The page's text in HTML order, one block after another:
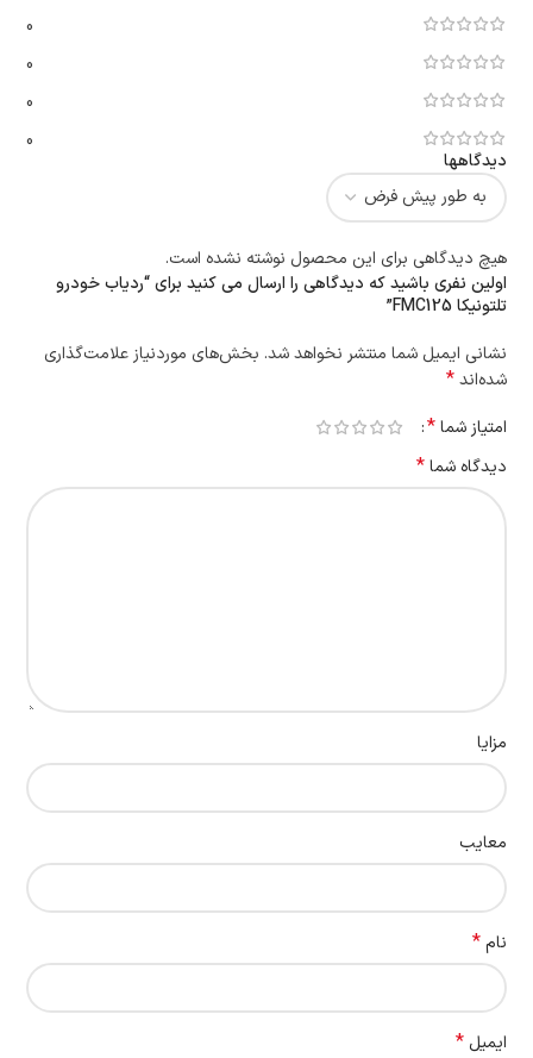
0
0
0
0
دیدگاهها
هیچ دیدگاهی برای این محصول نوشته نشده است.
اولین نفری باشید که دیدگاهی را ارسال می کنید برای “ردیاب خودرو
تلتونیکا FMC125”
نشانی ایمیل شما منتشر نخواهد شد. بخش‌های موردنیاز علامت‌گذاری
شده‌اند*
امتیاز شما*
دیدگاه شما*
مزایا
معایب
نام*
ایمیل *